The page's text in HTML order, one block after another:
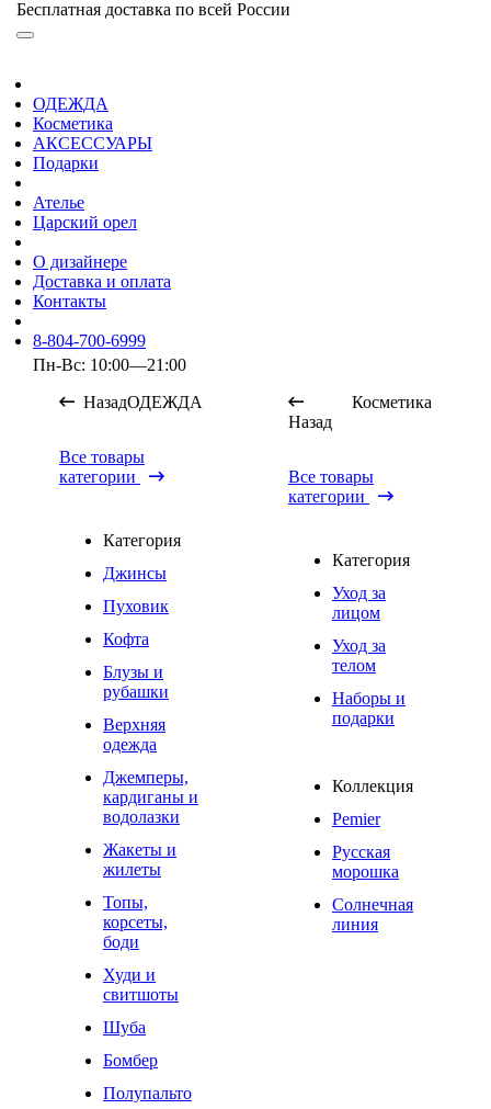
Бесплатная доставка по всей России
ОДЕЖДА
Косметика
АКСЕССУАРЫ
Подарки
Ателье
Царский орел
О дизайнере
Доставка и оплата
Контакты
8-804-700-6999
Пн-Вс: 10:00—21:00
НазадОДЕЖДА
Все товары
категории
Категория
Джинсы
Пуховик
Кофта
Блузы и
рубашки
Верхняя
одежда
Джемперы,
кардиганы и
водолазки
Жакеты и
жилеты
Топы,
корсеты,
боди
Худи и
свитшоты
Шуба
Бомбер
Полупальто
Назад
Косметика
Все товары
категории
Категория
Уход за
лицом
Уход за
телом
Наборы и
подарки
Коллекция
Pemier
Русская
морошка
Солнечная
линия